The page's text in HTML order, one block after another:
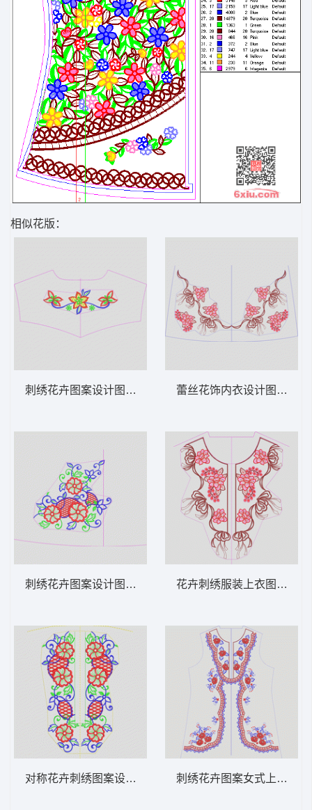
相似花版：
刺绣花卉图案设计图 领 衣边下摆 中东阿拉
刺绣花卉图案设计图 领 衣边下摆 中东阿拉
对称花卉刺绣图案设计 领 衣边下摆 中东阿
蕾丝花饰内衣设计图 领 衣
花卉刺绣服装上衣图案 领
刺绣花卉图案女式上衣设